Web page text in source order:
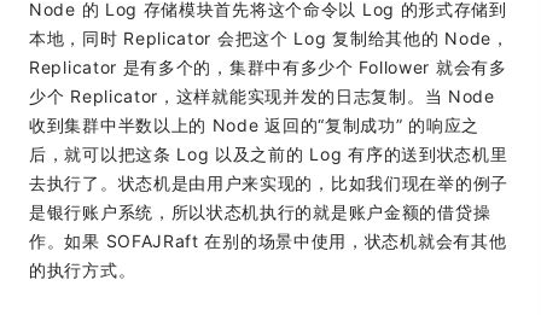
Node 的 Log 存储模块首先将这个命令以 Log 的形式存储到
本地，同时 Replicator 会把这个 Log 复制给其他的 Node，
Replicator 是有多个的，集群中有多少个 Follower 就会有多
少个 Replicator，这样就能实现并发的日志复制。当 Node
收到集群中半数以上的 Node 返回的“复制成功” 的响应之
后，就可以把这条 Log 以及之前的 Log 有序的送到状态机里
去执行了。状态机是由用户来实现的，比如我们现在举的例子
是银行账户系统，所以状态机执行的就是账户金额的借贷操
作。如果 SOFAJRaft 在别的场景中使用，状态机就会有其他
的执行方式。